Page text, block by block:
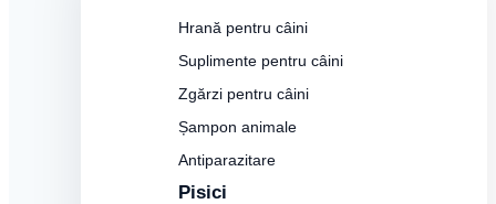
Hrană pentru câini
Suplimente pentru câini
Zgărzi pentru câini
Șampon animale
Antiparazitare
Pisici